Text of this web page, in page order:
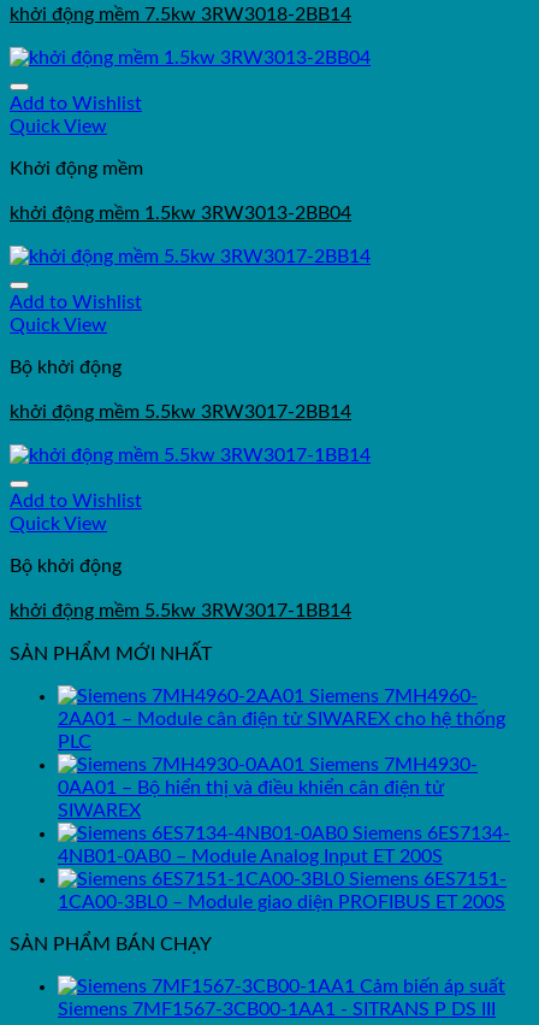
khởi động mềm 7.5kw 3RW3018-2BB14
Add to Wishlist
Quick View
Khởi động mềm
khởi động mềm 1.5kw 3RW3013-2BB04
Add to Wishlist
Quick View
Bộ khởi động
khởi động mềm 5.5kw 3RW3017-2BB14
Add to Wishlist
Quick View
Bộ khởi động
khởi động mềm 5.5kw 3RW3017-1BB14
SẢN PHẨM MỚI NHẤT
Siemens 7MH4960-
2AA01 – Module cân điện tử SIWAREX cho hệ thống
PLC
Siemens 7MH4930-
0AA01 – Bộ hiển thị và điều khiển cân điện tử
SIWAREX
Siemens 6ES7134-
4NB01-0AB0 – Module Analog Input ET 200S
Siemens 6ES7151-
1CA00-3BL0 – Module giao diện PROFIBUS ET 200S
SẢN PHẨM BÁN CHẠY
Cảm biến áp suất
Siemens 7MF1567-3CB00-1AA1 - SITRANS P DS III